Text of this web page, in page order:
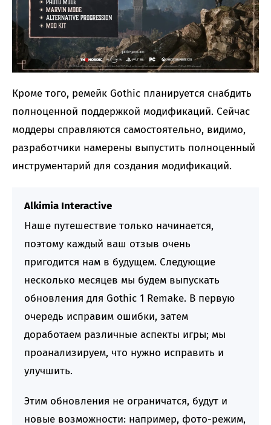
Кроме того, ремейк Gothic планируется снабдить
полноценной поддержкой модификаций. Сейчас
моддеры справляются самостоятельно, видимо,
разработчики намерены выпустить полноценный
инструментарий для создания модификаций.
Alkimia Interactive
Наше путешествие только начинается,
поэтому каждый ваш отзыв очень
пригодится нам в будущем. Следующие
несколько месяцев мы будем выпускать
обновления для Gothic 1 Remake. В первую
очередь исправим ошибки, затем
доработаем различные аспекты игры; мы
проанализируем, что нужно исправить и
улучшить.
Этим обновления не ограничатся, будут и
новые возможности: например, фото-режим,